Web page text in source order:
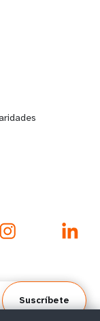
Suscríbete